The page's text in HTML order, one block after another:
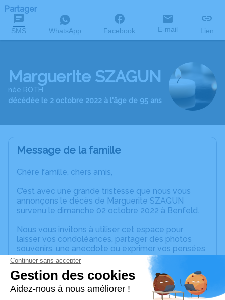
Partager
SMS WhatsApp Facebook E-mail Lien
Marguerite SZAGUN
née ROTH
décédée le 2 octobre 2022 à l'âge de 95 ans
Message de la famille
Chère famille, chers amis,
C’est avec une grande tristesse que nous vous
annonçons le décès de Marguerite SZAGUN
survenu le dimanche 02 octobre 2022 à Benfeld.
Nous vous invitons à utiliser cet espace pour
laisser vos condoléances, partager des photos
souvenirs, une anecdote ou exprimer vos pensées
à travers des poèmes ou des textes. Cet endroit
est un lieu d'expression dédié à honorer la
mémoire de Marguerite SZAGUN.
Un service de plantation d’arbre hommage est